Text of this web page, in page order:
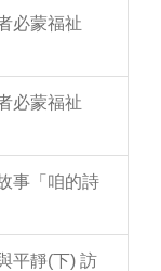
必蒙福祉
必蒙福祉
事「咱的詩
平靜(下) 訪